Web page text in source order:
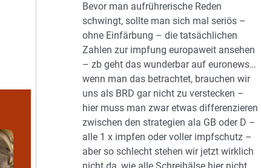
Bevor man aufrührerische Reden
schwingt, sollte man sich mal seriös –
ohne Einfärbung – die tatsächlichen
Zahlen zur impfung europaweit ansehen
– zb geht das wunderbar auf euronews…
wenn man das betrachtet, brauchen wir
uns als BRD gar nicht zu verstecken –
hier muss man zwar etwas differenzieren
zwischen den strategien ala GB oder D –
alle 1 x impfen oder voller impfschutz –
aber so schlecht stehen wir jetzt wirklich